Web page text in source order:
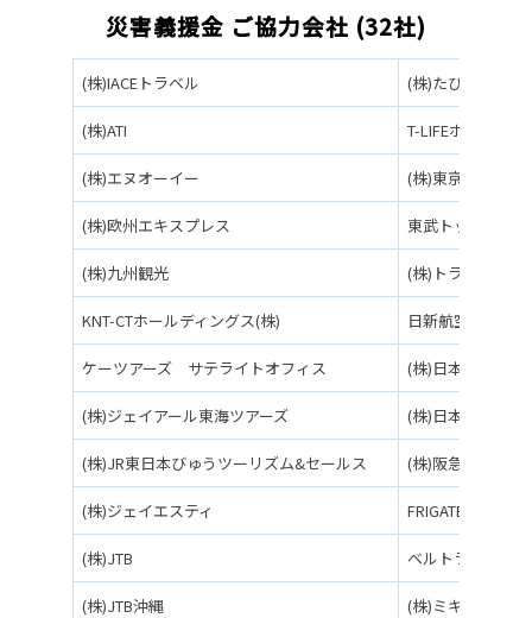
災害義援金 ご協力会社 (32社)
(株)IACEトラベル (株)たびまちゲー
(株)ATI T-LIFEホールディ
(株)エヌオーイー (株)東京エキスプ
(株)欧州エキスプレス 東武トップツア
(株)九州観光 (株)トラベルシス
KNT-CTホールディングス(株) 日新航空サービ
ケーツアーズ サテライトオフィス (株)日本橋夢屋
(株)ジェイアール東海ツアーズ (株)日本旅行
(株)JR東日本びゅうツーリズム&セールス (株)阪急交通社
(株)ジェイエスティ FRIGATE AERO
(株)JTB ベルトラ(株)
(株)JTB沖縄 (株)ミキ・ツーリ